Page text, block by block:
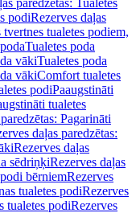
paredzētas: Tualetes
podiRezerves daļas
tualetes podiem,
Tualetes poda
vākiTualetes poda
vākiComfort tualetes
podiPaaugstināti
tualetes
Pagarināti
daļas paredzētas:
Rezerves daļas
sēdriņķiRezerves daļas
bērniemRezerves
tualetes podiRezerves
tualetes podiRezerves